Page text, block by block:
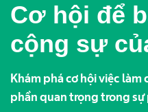
Cơ hội để
cộng sự
Khám phá cơ hội việc
phần quan trọng trong sự